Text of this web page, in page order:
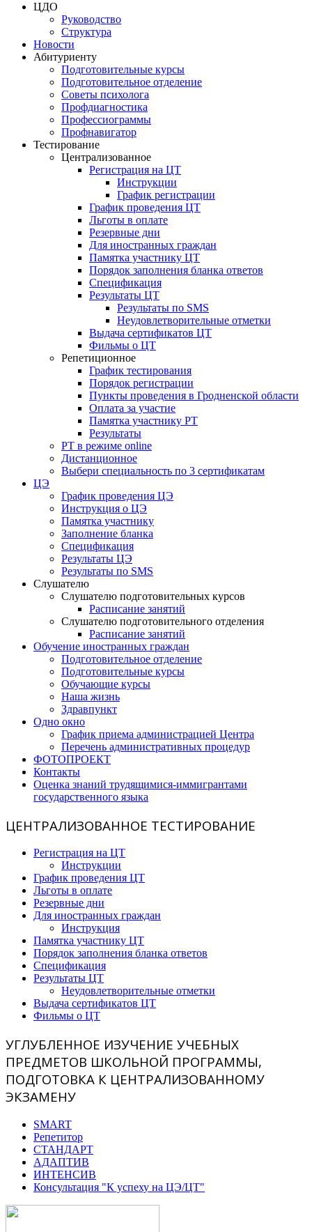
ЦДО
Руководство
Структура
Новости
Абитуриенту
Подготовительные курсы
Подготовительное отделение
Советы психолога
Профдиагностика
Профессиограммы
Профнавигатор
Тестирование
Централизованное
Регистрация на ЦТ
Инструкции
График регистрации
График проведения ЦТ
Льготы в оплате
Резервные дни
Для иностранных граждан
Памятка участнику ЦТ
Порядок заполнения бланка ответов
Спецификация
Результаты ЦТ
Результаты по SMS
Неудовлетворительные отметки
Выдача сертификатов ЦТ
Фильмы о ЦТ
Репетиционное
График тестирования
Порядок регистрации
Пункты проведения в Гродненской области
Оплата за участие
Памятка участнику РТ
Результаты
РТ в режиме online
Дистанционное
Выбери специальность по 3 сертификатам
ЦЭ
График проведения ЦЭ
Инструкция о ЦЭ
Памятка участнику
Заполнение бланка
Спецификация
Результаты ЦЭ
Результаты по SMS
Слушателю
Слушателю подготовительных курсов
Расписание занятий
Слушателю подготовительного отделения
Расписание занятий
Обучение иностранных граждан
Подготовительное отделение
Подготовительные курсы
Обучающие курсы
Наша жизнь
Здравпункт
Одно окно
График приема администрацией Центра
Перечень административных процедур
ФОТОПРОЕКТ
Контакты
Оценка знаний трудящимися-иммигрантами
государственного языка
ЦЕНТРАЛИЗОВАННОЕ ТЕСТИРОВАНИЕ
Регистрация на ЦТ
Инструкции
График проведения ЦТ
Льготы в оплате
Резервные дни
Для иностранных граждан
Инструкция
Памятка участнику ЦТ
Порядок заполнения бланка ответов
Спецификация
Результаты ЦТ
Неудовлетворительные отметки
Выдача сертификатов ЦТ
Фильмы о ЦТ
УГЛУБЛЕННОЕ ИЗУЧЕНИЕ УЧЕБНЫХ
ПРЕДМЕТОВ ШКОЛЬНОЙ ПРОГРАММЫ,
ПОДГОТОВКА К ЦЕНТРАЛИЗОВАННОМУ
ЭКЗАМЕНУ
SMART
Репетитор
СТАНДАРТ
АДАПТИВ
ИНТЕНСИВ
Консультация "К успеху на ЦЭ/ЦТ"